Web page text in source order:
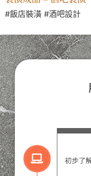
#飯店裝潢 #酒吧設計
初步了